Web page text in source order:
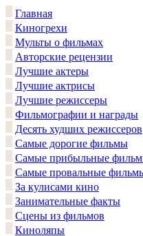
Главная
Киногрехи
Мульты о фильмах
Авторские рецензии
Лучшие актеры
Лучшие актрисы
Лучшие режиссеры
Фильмографии и награды
Десять худших режиссеров
Самые дорогие фильмы
Самые прибыльные
Самые провальные
За кулисами кино
Занимательные факты
Сцены из фильмов
Киноляпы